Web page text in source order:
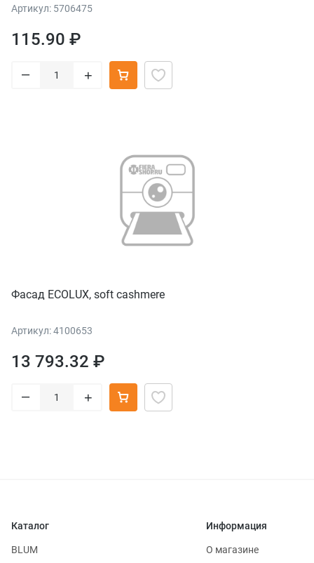
Артикул: 5706475
115.90 ₽
– +
Фасад ECOLUX, soft cashmere
Артикул: 4100653
13 793.32 ₽
– +
Каталог
BLUM
Информация
О магазине